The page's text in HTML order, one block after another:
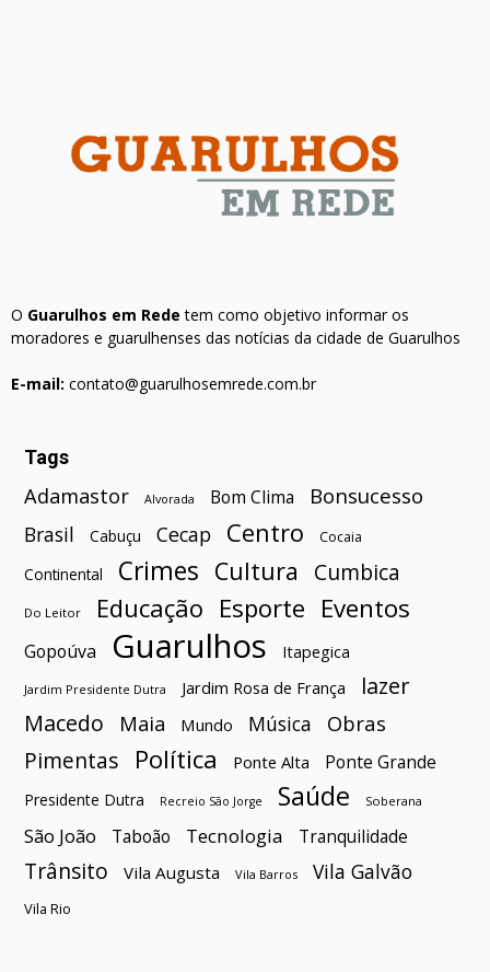
O Guarulhos em Rede tem como objetivo informar os
moradores e guarulhenses das notícias da cidade de Guarulhos
E-mail: contato@guarulhosemrede.com.br
Tags
Adamastor Alvorada Bom Clima Bonsucesso
Brasil Cabuçu Cecap Centro Cocaia
Continental Crimes Cultura Cumbica
Do Leitor Educação Esporte Eventos
Gopoúva Guarulhos Itapegica
Jardim Presidente Dutra Jardim Rosa de França
lazer
Macedo
Maia Mundo Música Obras
Pimentas Política Ponte Alta Ponte Grande
Presidente Dutra Recreio São Jorge Saúde Soberana
São João Taboão Tecnologia Tranquilidade
Trânsito Vila Augusta Vila Barros Vila Galvão
Vila Rio